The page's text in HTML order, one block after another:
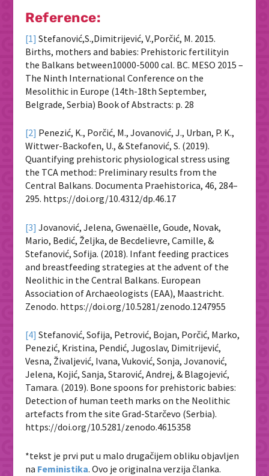
Reference:
[1] Stefanović,S.,Dimitrijević, V.,Porčić, M. 2015.
Births, mothers and babies: Prehistoric fertilityin
the Balkans between10000-5000 cal. BC. MESO 2015 –
The Ninth International Conference on the
Mesolithic in Europe (14th-18th September,
Belgrade, Serbia) Book of Abstracts: p. 28
[2] Penezić, K., Porčić, M., Jovanović, J., Urban, P. K.,
Wittwer-Backofen, U., & Stefanović, S. (2019).
Quantifying prehistoric physiological stress using
the TCA method:: Preliminary results from the
Central Balkans. Documenta Praehistorica, 46, 284–
295. https://doi.org/10.4312/dp.46.17
[3] Jovanović, Jelena, Gwenaëlle, Goude, Novak,
Mario, Bedić, Željka, de Becdelievre, Camille, &
Stefanović, Sofija. (2018). Infant feeding practices
and breastfeeding strategies at the advent of the
Neolithic in the Central Balkans. European
Association of Archaeologists (EAA), Maastricht.
Zenodo. https://doi.org/10.5281/zenodo.1247955
[4] Stefanović, Sofija, Petrović, Bojan, Porčić, Marko,
Penezić, Kristina, Pendić, Jugoslav, Dimitrijević,
Vesna, Živaljević, Ivana, Vuković, Sonja, Jovanović,
Jelena, Kojić, Sanja, Starović, Andrej, & Blagojević,
Tamara. (2019). Bone spoons for prehistoric babies:
Detection of human teeth marks on the Neolithic
artefacts from the site Grad-Starčevo (Serbia).
https://doi.org/10.5281/zenodo.4615358
*tekst je prvi put u malo drugačijem obliku objavljen
na Feministika. Ovo je originalna verzija članka.